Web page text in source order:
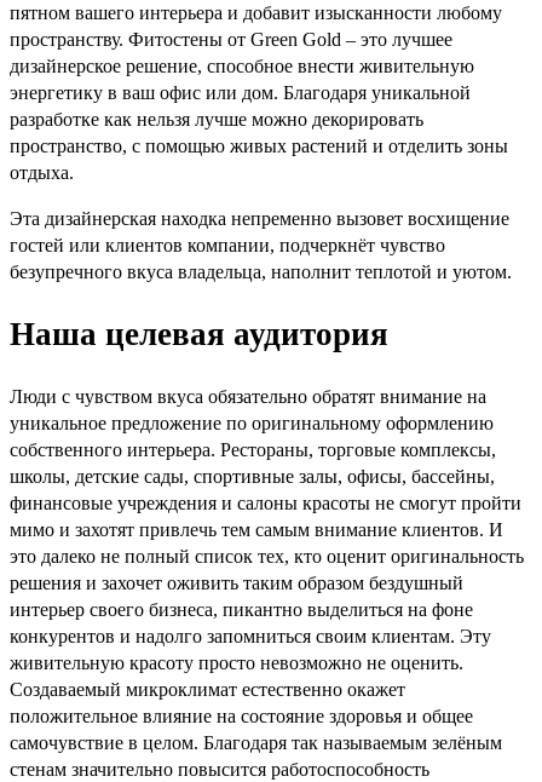
пятном вашего интерьера и добавит изысканности любому
пространству. Фитостены от Green Gold – это лучшее
дизайнерское решение, способное внести живительную
энергетику в ваш офис или дом. Благодаря уникальной
разработке как нельзя лучше можно декорировать
пространство, с помощью живых растений и отделить зоны
отдыха.
Эта дизайнерская находка непременно вызовет восхищение
гостей или клиентов компании, подчеркнёт чувство
безупречного вкуса владельца, наполнит теплотой и уютом.
Наша целевая аудитория
Люди с чувством вкуса обязательно обратят внимание на
уникальное предложение по оригинальному оформлению
собственного интерьера. Рестораны, торговые комплексы,
школы, детские сады, спортивные залы, офисы, бассейны,
финансовые учреждения и салоны красоты не смогут пройти
мимо и захотят привлечь тем самым внимание клиентов. И
это далеко не полный список тех, кто оценит оригинальность
решения и захочет оживить таким образом бездушный
интерьер своего бизнеса, пикантно выделиться на фоне
конкурентов и надолго запомниться своим клиентам. Эту
живительную красоту просто невозможно не оценить.
Создаваемый микроклимат естественно окажет
положительное влияние на состояние здоровья и общее
самочувствие в целом. Благодаря так называемым зелёным
стенам значительно повысится работоспособность